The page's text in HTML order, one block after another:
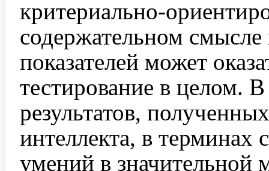
критериально-
содержательном
показателей может
тестирование в целом.
результатов,
интеллекта, в
умений в значительной